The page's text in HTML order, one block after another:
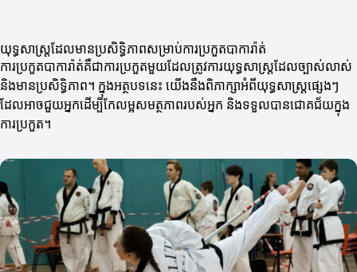
យុទ្ធសាស្ត្រដែលមានប្រសិទ្ធិភាពសម្រាប់ការប្រកួតបាការ៉ាត់
ការប្រកួតបាការ៉ាត់គឺជាការប្រកួតមួយដែលត្រូវការយុទ្ធសាស្ត្រដែលច្បាស់លាស់
និងមានប្រសិទ្ធិភាព។ ក្នុងអត្ថបទនេះ យើងនឹងពិភាក្សាអំពីយុទ្ធសាស្រ្តផ្សេងៗ
ដែលអាចជួយអ្នកដើម្បីកែលម្អសមត្ថភាពរបស់អ្នក និងទទួលបានជោគជ័យក្នុង
ការប្រកួត។